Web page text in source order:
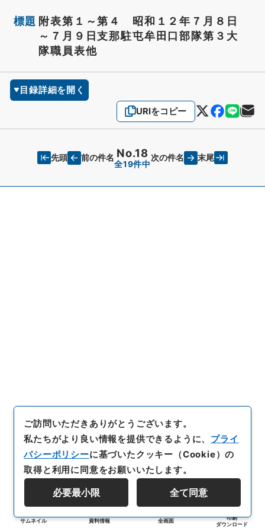
標題 附表第１～第４ 昭和１２年７月８日
～７月９日支那駐屯牟田口部隊第３大
隊職員表他
目録詳細を開く
URIをコピー
先頭 前の件名 No.18
全19件中
次の件名 末尾
サムネイル 資料情報 全画面
印刷
ダウンロード
ご訪問いただきありがとうございます。
私たちがより良い情報を提供できるように、 プライ
バシーポリシーに基づいたクッキー（Cookie）の
取得と利用に同意をお願いいたします。
必要最小限 全て同意